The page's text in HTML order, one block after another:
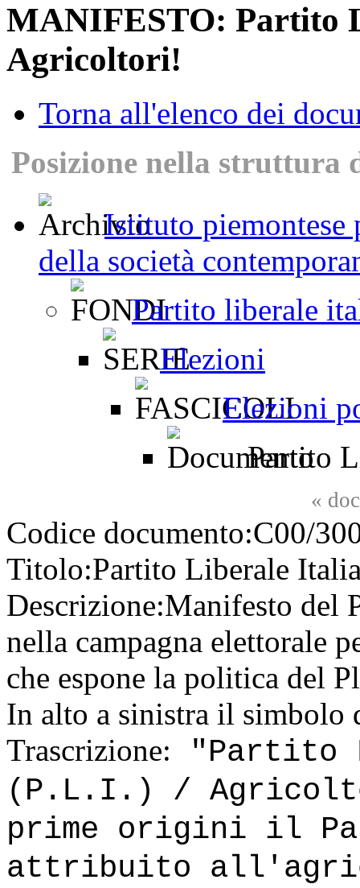
MANIFESTO: Partito
Agricoltori!
Torna all'elenco dei
Posizione nella struttura
Istituto piemontese
della società
Partito liberale
Elezioni
Elezioni
Partito
«
Codice documento:C00/
Titolo:Partito Liberale
Descrizione:Manifesto del
nella campagna elettorale
che espone la politica del
In alto a sinistra il simbolo
Trascrizione: "Partito
(P.L.I.) /
prime origini il
attribuito